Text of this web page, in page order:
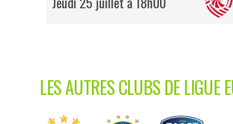
LES AUTRES CLUBS DE LIGUE